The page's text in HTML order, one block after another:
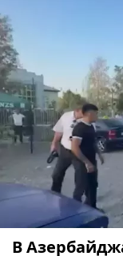
В